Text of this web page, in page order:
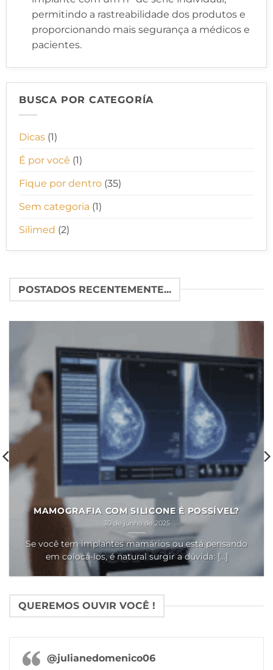
permitindo a rastreabilidade dos produtos e
proporcionando mais segurança a médicos e
pacientes.
BUSCA POR CATEGORÍA
Dicas (1)
É por você (1)
Fique por dentro (35)
Sem categoria (1)
Silimed (2)
POSTADOS RECENTEMENTE...
MAMOGRAFIA COM SILICONE É POSSÍVEL?
30 de junho de 2025
Se você tem implantes mamários ou está pensando
em colocá-los, é natural surgir a dúvida: [...]
QUEREMOS OUVIR VOCÊ !
@julianedomenico06